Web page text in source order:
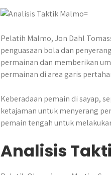
Pelatih Malmo, Jon Dahl
penguasaan bola dan
permainan dan memberikan
permainan di area garis
Keberadaan pemain di sayap,
ketajaman untuk menyerang
pemain tengah untuk
Analisis